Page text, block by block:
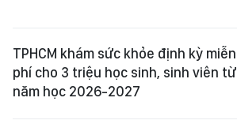
TPHCM khám sức khỏe định kỳ miễn
phí cho 3 triệu học sinh, sinh viên từ
năm học 2026-2027